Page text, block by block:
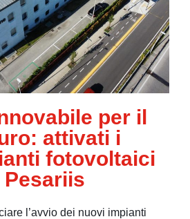
per il
attivati i
fotovoltaici
Pesariis
l’avvio dei nuovi impianti